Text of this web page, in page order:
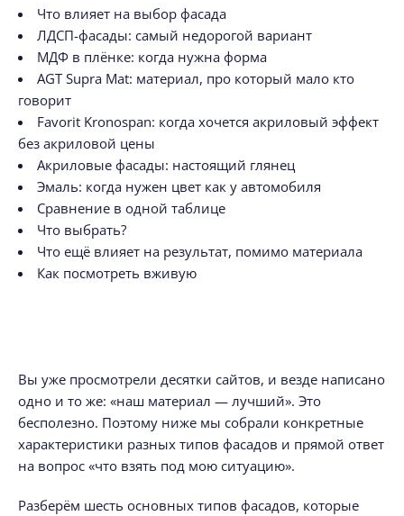
Что влияет на выбор фасада
ЛДСП-фасады: самый недорогой вариант
МДФ в плёнке: когда нужна форма
AGT Supra Mat: материал, про который мало кто
говорит
Favorit Kronospan: когда хочется акриловый эффект
без акриловой цены
Акриловые фасады: настоящий глянец
Эмаль: когда нужен цвет как у автомобиля
Сравнение в одной таблице
Что выбрать?
Что ещё влияет на результат, помимо материала
Как посмотреть вживую
Вы уже просмотрели десятки сайтов, и везде написано
одно и то же: «наш материал — лучший». Это
бесполезно. Поэтому ниже мы собрали конкретные
характеристики разных типов фасадов и прямой ответ
на вопрос «что взять под мою ситуацию».
Разберём шесть основных типов фасадов, которые